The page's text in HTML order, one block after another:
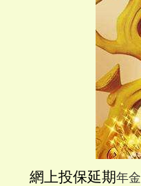
網上投保延期年金